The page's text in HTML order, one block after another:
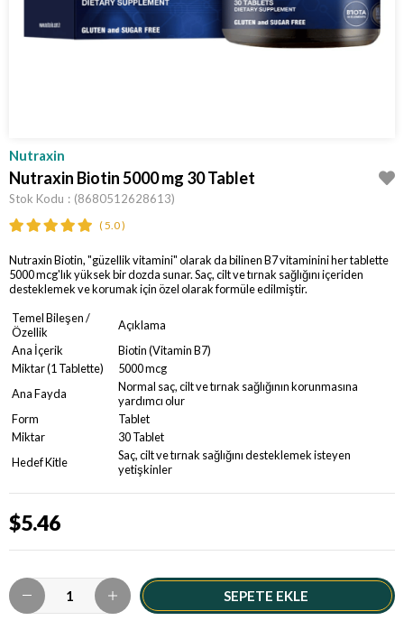
Nutraxin
Nutraxin Biotin 5000 mg 30 Tablet
Stok Kodu (8680512628613)
5.0
Nutraxin Biotin, "güzellik vitamini" olarak da bilinen B7 vitaminini her tablette
5000 mcg'lık yüksek bir dozda sunar. Saç, cilt ve tırnak sağlığını içeriden
desteklemek ve korumak için özel olarak formüle edilmiştir.
Temel Bileşen /
Özellik
Açıklama
Ana İçerik
Biotin (Vitamin B7)
Miktar (1 Tablette)
5000 mcg
Ana Fayda
Normal saç, cilt ve tırnak sağlığının korunmasına
yardımcı olur
Form
Tablet
Miktar
30 Tablet
Hedef Kitle
Saç, cilt ve tırnak sağlığını desteklemek isteyen
yetişkinler
$5.46